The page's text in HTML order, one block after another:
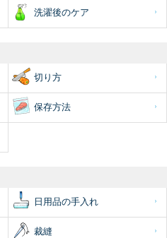
洗濯後のケア
切り方
保存方法
日用品の手入れ
裁縫